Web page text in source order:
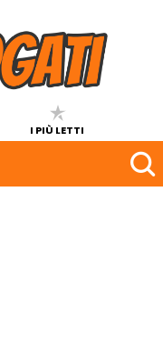
I PIÙ LETTI